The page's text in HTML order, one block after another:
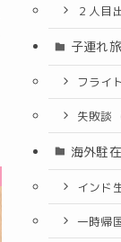
２人目
子連れ
フライ
失敗談
海外駐
インド
一時帰